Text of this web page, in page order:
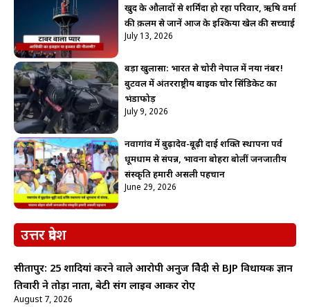
खुद के औलादों से शर्मिंदा हो रहा परिवार, ऋषि वर्मा
की क़लम से जानें आज के इश्किया खेल की सच्चाई
July 13, 2026
बड़ा खुलासा: भारत से चोरी नेपाल में नया नंबर!
बुटवल में अंतरराष्ट्रीय बाइक चोर सिंडिकेट का
भंडाफोड़
July 9, 2026
नवागांव में बुढ़ादेव-बूढ़ी दाई शक्ति स्थापना पर्व
धूमधाम से संपन्न, भावना बोहरा बोलीं जनजातीय
संस्कृति हमारी असली पहचान
June 29, 2026
उत्तर प्रदेश
सीतापुर: 25 शादियां करने वाले आरोपी अनुज त्रिवेदी से BJP विधायक ज्ञान
तिवारी ने तोड़ा नाता, बेटी संग लाइव आकर रोए
August 7, 2026